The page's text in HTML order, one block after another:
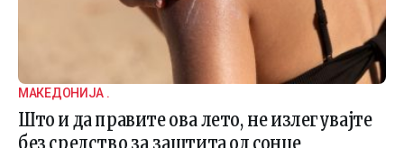
МАКЕДОНИЈА .
Што и да правите ова лето, не излегувајте
без средство за заштита од сонце